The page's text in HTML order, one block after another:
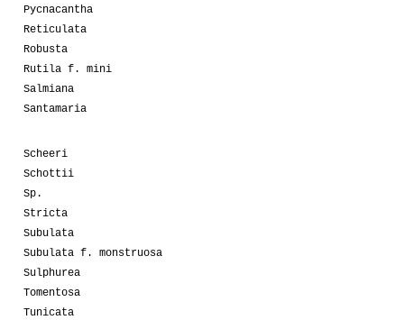
Pycnacantha
Reticulata
Robusta
Rutila f. mini
Salmiana
Santamaria
Scheeri
Schottii
Sp.
Stricta
Subulata
Subulata f. monstruosa
Sulphurea
Tomentosa
Tunicata